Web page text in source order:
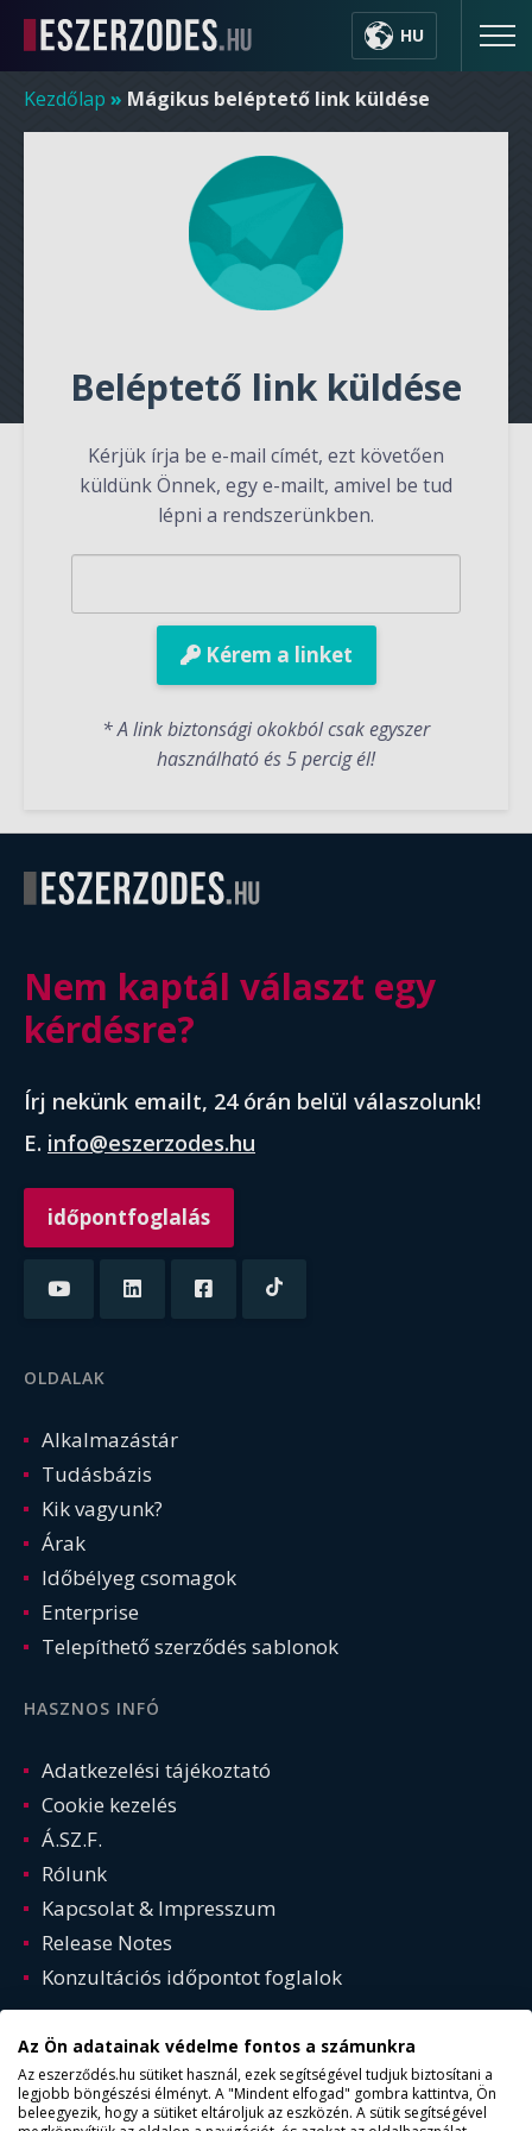
HU
Kezdőlap » Mágikus beléptető link küldése
Beléptető link küldése
Kérjük írja be e-mail címét, ezt követően
küldünk Önnek, egy e-mailt, amivel be tud
lépni a rendszerünkben.
Kérem a linket
* A link biztonsági okokból csak egyszer
használható és 5 percig él!
Nem kaptál választ egy
kérdésre?
Írj nekünk emailt, 24 órán belül válaszolunk!
E. info@eszerzodes.hu
időpontfoglalás
OLDALAK
Alkalmazástár
Tudásbázis
Kik vagyunk?
Árak
Időbélyeg csomagok
Enterprise
Telepíthető szerződés sablonok
HASZNOS INFÓ
Adatkezelési tájékoztató
Cookie kezelés
Á.SZ.F.
Rólunk
Kapcsolat & Impresszum
Release Notes
Konzultációs időpontot foglalok
Az Ön adatainak védelme fontos a számunkra
Az eszerződés.hu sütiket használ, ezek segítségével tudjuk biztosítani a
legjobb böngészési élményt. A "Mindent elfogad" gombra kattintva, Ön
beleegyezik, hogy a sütiket eltároljuk az eszközén. A sütik segítségével